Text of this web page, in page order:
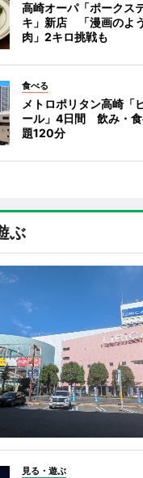
高崎オーパ「ポークス
キ」新店 「漫画のよ
肉」2キロ挑戦も
食べる
メトロポリタン高崎「
ール」4日間 飲み・食
題120分
ぶ
見る・遊ぶ